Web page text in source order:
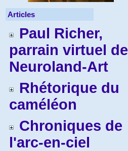
Articles
Paul Richer,
parrain virtuel de
Neuroland-Art
Rhétorique du
caméléon
Chroniques de
l'arc-en-ciel